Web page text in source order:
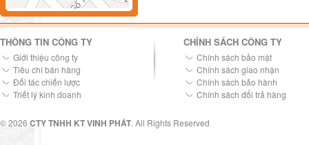
THÔNG TIN CÔNG TY
Giới thiệu công ty
Tiêu chí bán hàng
Đối tác chiến lược
Triết lý kinh doanh
CHÍNH SÁCH CÔNG TY
Chính sách bảo mật
Chính sách giao nhận
Chính sách bảo hành
Chính sách đổi trả hàng
© 2026 CTY TNHH KT VINH PHÁT. All Rights Reserved